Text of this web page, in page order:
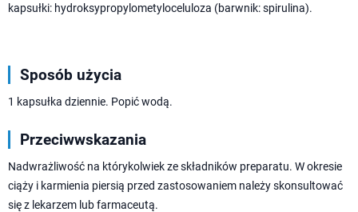
kapsułki: hydroksypropylometyloceluloza (barwnik: spirulina).
Sposób użycia
1 kapsułka dziennie. Popić wodą.
Przeciwwskazania
Nadwrażliwość na którykolwiek ze składników preparatu. W okresie
ciąży i karmienia piersią przed zastosowaniem należy skonsultować
się z lekarzem lub farmaceutą.